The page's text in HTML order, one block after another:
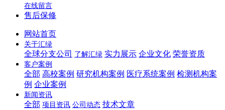
在线留言
售后保修
网站首页
关于汇绿
全球分支公司 了解汇绿 实力展示 企业文化 荣誉资质
客户案例
全部 高校案例 研究机构案例 医疗系统案例 检测机构案
例 企业案例
新闻资讯
全部 项目资讯 公司动态 技术文章